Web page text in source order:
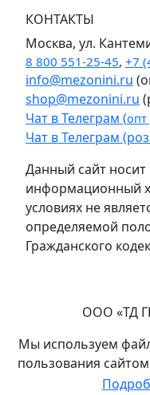
КОНТАКТЫ
Москва, ул.
8 800 551-25-45, +7
info@mezonini.ru
shop@mezonini.ru
Чат в Телеграм (
Чат в Телеграм
Данный сайт
информационный
условиях не
определяемой
Гражданского
ООО «ТД
Мы используем
пользования